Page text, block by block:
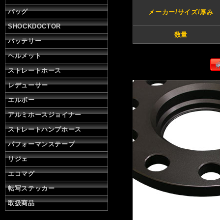
バッグ
SHOCKDOCTOR
バッテリー
ヘルメット
ストレートホース
レデューサー
エルボー
アルミホースジョイナー
ストレートハンプホース
パフォーマンステープ
リジェ
エコマグ
転写ステッカー
取扱商品
メーカー/サイズ/厚み
数量